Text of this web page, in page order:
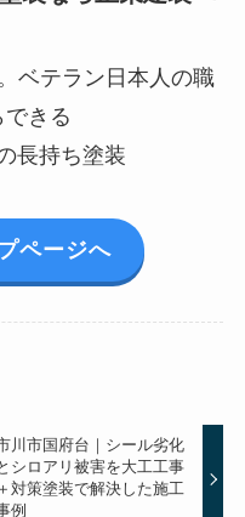
ベテラン日本人の職
できる
長持ち塗装
ページへ
川市国府台｜シール劣化
シロアリ被害を大工工事
＋対策塗装で解決した施工
例